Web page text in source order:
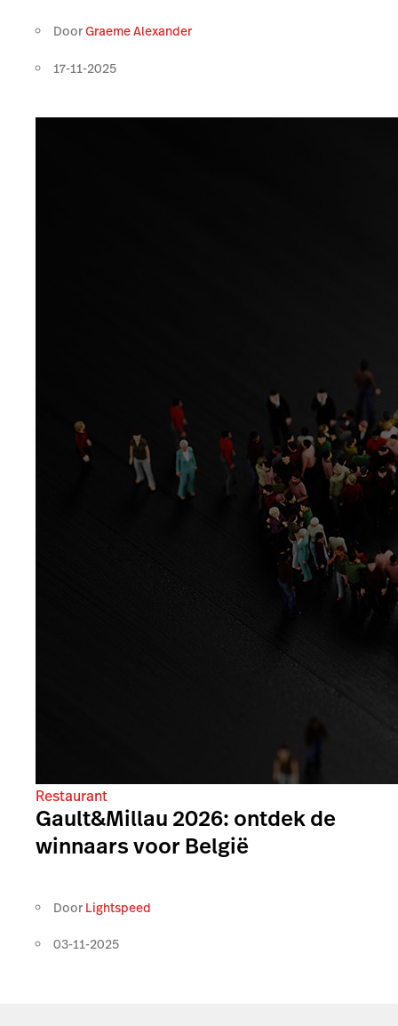
DoorGraeme Alexander
17-11-2025
Restaurant
Gault&Millau 2026: ontdek de
winnaars voor België
Door Lightspeed
03-11-2025